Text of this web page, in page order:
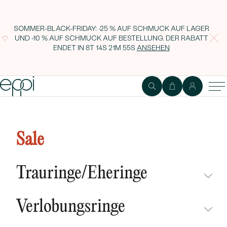
SOMMER-BLACK-FRIDAY: -25 % AUF SCHMUCK AUF LAGER
UND -10 % AUF SCHMUCK AUF BESTELLUNG. DER RABATT
ENDET IN 8T 14S 21M 54SANSEHEN
Sale
Trauringe/Eheringe
NEUHEITEN
Verlobungsringe
Cain